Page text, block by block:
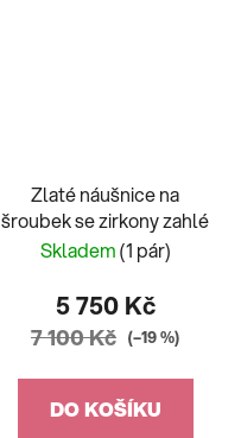
Zlaté náušnice na
šroubek se zirkony zahlé
Skladem(1 pár)
5 750 Kč
7 100 Kč (–19 %)
DO KOŠÍKU